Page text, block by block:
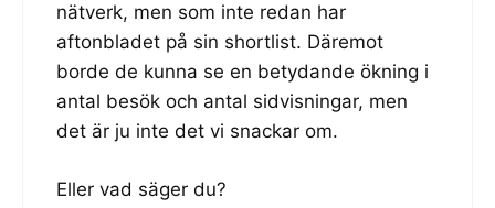
nätverk, men som inte redan har
aftonbladet på sin shortlist. Däremot
borde de kunna se en betydande ökning i
antal besök och antal sidvisningar, men
det är ju inte det vi snackar om.
Eller vad säger du?